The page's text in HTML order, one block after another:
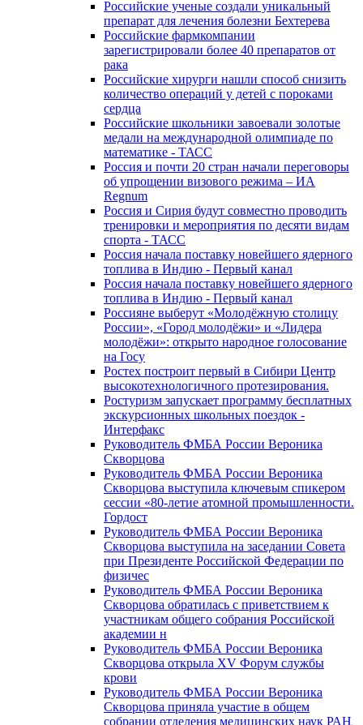
Российские ученые создали уникальный
препарат для лечения болезни Бехтерева
Российские фармкомпании
зарегистрировали более 40 препаратов от
рака
Российские хирурги нашли способ снизить
количество операций у детей с пороками
сердца
Российские школьники завоевали золотые
медали на международной олимпиаде по
математике - ТАСС
Россия и почти 20 стран начали переговоры
об упрощении визового режима – ИА
Regnum
Россия и Сирия будут совместно проводить
тренировки и мероприятия по десяти видам
спорта - ТАСС
Россия начала поставку новейшего ядерного
топлива в Индию - Первый канал
Россия начала поставку новейшего ядерного
топлива в Индию - Первый канал
Россияне выберут «Молодёжную столицу
России», «Город молодёжи» и «Лидера
молодёжи»: открыто народное голосование
на Госу
Ростех построит первый в Сибири Центр
высокотехнологичного протезирования.
Ростуризм запускает программу бесплатных
экскурсионных школьных поездок -
Интерфакс
Руководитель ФМБА России Вероника
Скворцова
Руководитель ФМБА России Вероника
Скворцова выступила ключевым спикером
сессии «80-летие атомной промышленности.
Гордост
Руководитель ФМБА России Вероника
Скворцова выступила на заседании Совета
при Президенте Российской Федерации по
физичес
Руководитель ФМБА России Вероника
Скворцова обратилась с приветствием к
участникам общего собрания Российской
академии н
Руководитель ФМБА России Вероника
Скворцова открыла XV Форум службы
крови
Руководитель ФМБА России Вероника
Скворцова приняла участие в общем
собрании отделения медицинских наук РАН